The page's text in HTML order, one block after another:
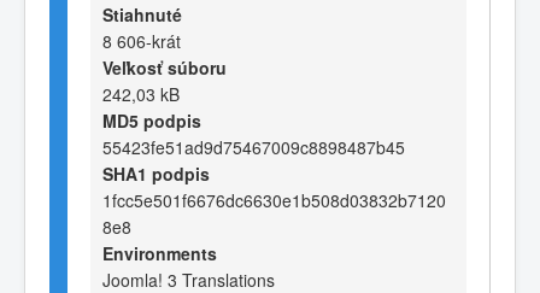
Stiahnuté
8 606-krát
Veľkosť súboru
242,03 kB
MD5 podpis
55423fe51ad9d75467009c8898487b45
SHA1 podpis
1fcc5e501f6676dc6630e1b508d03832b7120
8e8
Environments
Joomla! 3 Translations